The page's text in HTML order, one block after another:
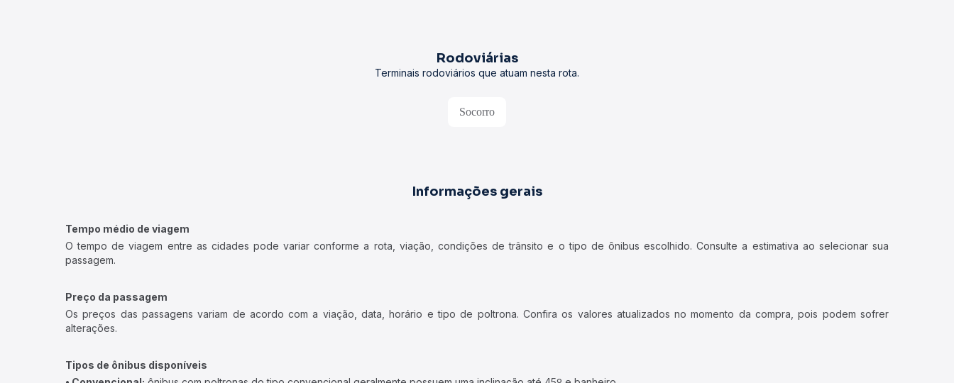
Rodoviárias
Terminais rodoviários que atuam nesta rota.
Socorro
Informações gerais
Tempo médio de viagem
O tempo de viagem entre as cidades pode variar conforme a rota, viação, condições de trânsito e o tipo de ônibus escolhido. Consulte a estimativa ao selecionar sua
passagem.
Preço da passagem
Os preços das passagens variam de acordo com a viação, data, horário e tipo de poltrona. Confira os valores atualizados no momento da compra, pois podem sofrer
alterações.
Tipos de ônibus disponíveis